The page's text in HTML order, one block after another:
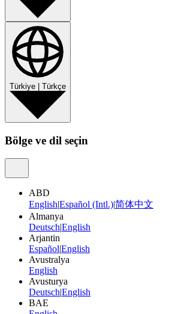
Türkiye Türkçe
Bölge ve dil seçin
ABD
EnglishEspañol (Intl.)简体中文
Almanya
DeutschEnglish
Arjantin
EspañolEnglish
Avustralya
English
Avusturya
DeutschEnglish
BAE